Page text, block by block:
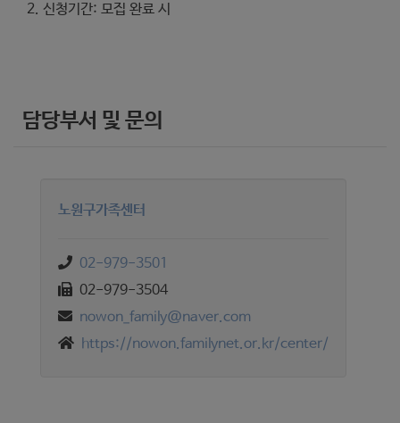
2. 신청기간: 모집 완료 시
담당부서 및 문의
노원구가족센터
02-979-3501
02-979-3504
nowon_family@naver.com
https://nowon.familynet.or.kr/center/